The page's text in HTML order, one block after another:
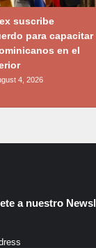
suscribe
para capacitar
en el
4, 2026
a nuestro